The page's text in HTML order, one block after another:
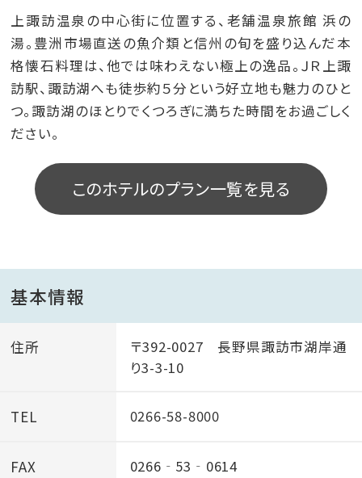
上諏訪温泉の中心街に位置する、老舗温泉旅館 浜の
湯。豊洲市場直送の魚介類と信州の旬を盛り込んだ本
格懐石料理は、他では味わえない極上の逸品。ＪＲ上諏
訪駅、諏訪湖へも徒歩約５分という好立地も魅力のひと
つ。諏訪湖のほとりでくつろぎに満ちた時間をお過ごしく
ださい。
このホテルのプラン一覧を見る
基本情報
住所
〒392-0027 長野県諏訪市湖岸通
り3-3-10
TEL 0266-58-8000
FAX 0266‐53‐0614